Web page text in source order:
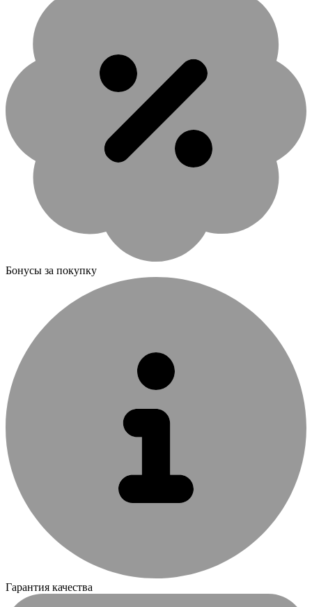
Бонусы за покупку
Гарантия качества